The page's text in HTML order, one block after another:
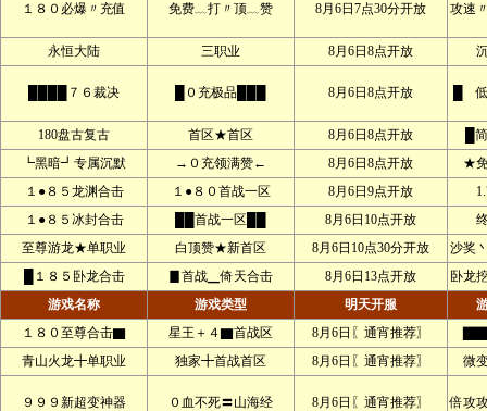
１８０必爆〃充值 免费﹏打〃顶﹏赞 8月6日7点30分开放 攻速
永恒大陆 三职业 8月6日8点开放
████７６裁决 █０充极品███ 8月6日8点开放 █
180盘古复古 首区★首区 8月6日8点开放
█
┗黑暗┛专属沉默
→０充领满赞← 8月6日8点开放
★
１●８５龙渊合击
１●８０首战一区 8月6日9点开放
１●８５冰封合击
██首战一区██ 8月6日10点开放
至尊游龙★单职业
白顶赞★新首区 8月6日10点30分开放
沙奖
█１８５卧龙合击
▊首战▁倚天合击 8月6日13点开放
卧龙
游戏名称
游戏类型 明天开服
１８０至尊合击▇
星王＋４▇首战区 8月6日〖通宵推荐〗
青山火龙╋单职业
独家╋首战首区 8月6日〖通宵推荐〗 微
９９９新超变神器 ０血不死〓山海经 8月6日〖通宵推荐〗 倍攻